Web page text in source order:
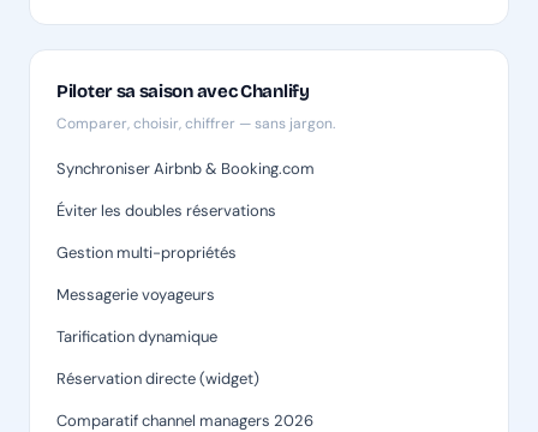
Piloter sa saison avec Chanlify
Comparer, choisir, chiffrer — sans jargon.
Synchroniser Airbnb & Booking.com
Éviter les doubles réservations
Gestion multi-propriétés
Messagerie voyageurs
Tarification dynamique
Réservation directe (widget)
Comparatif channel managers 2026